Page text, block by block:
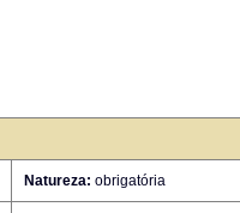
Natureza: obrigatória